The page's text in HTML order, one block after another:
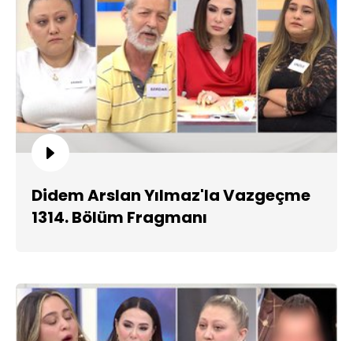
Didem Arslan Yılmaz'la Vazgeçme
1314. Bölüm Fragmanı